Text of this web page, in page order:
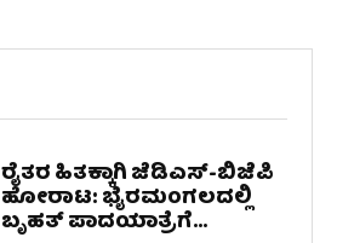
ರೈತರ ಹಿತಕ್ಕಾಗಿ ಜೆಡಿಎಸ್-ಬಿಜೆಪಿ
ಹೋರಾಟ: ಭೈರಮಂಗಲದಲ್ಲಿ
ಬೃಹತ್ ಪಾದಯಾತ್ರೆಗೆ...